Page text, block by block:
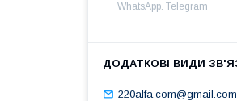
WhatsApp. Telegram
220alfa.com@gmail.com